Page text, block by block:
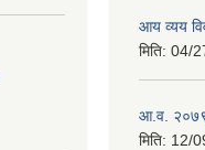
आय व्यय
मिति: 04/
आ.व.
मिति: 12/